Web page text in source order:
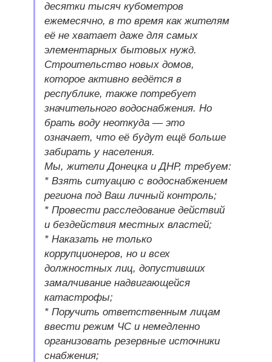
десятки тысяч кубометров
ежемесячно, в то время как жителям
её не хватает даже для самых
элементарных бытовых нужд.
Строительство новых домов,
которое активно ведётся в
республике, также потребует
значительного водоснабжения. Но
брать воду неоткуда — это
означает, что её будут ещё больше
забирать у населения.
Мы, жители Донецка и ДНР, требуем:
* Взять ситуацию с водоснабжением
региона под Ваш личный контроль;
* Провести расследование действий
и бездействия местных властей;
* Наказать не только
коррупционеров, но и всех
должностных лиц, допустивших
замалчивание надвигающейся
катастрофы;
* Поручить ответственным лицам
ввести режим ЧС и немедленно
организовать резервные источники
снабжения;